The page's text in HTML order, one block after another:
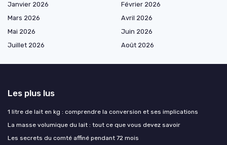
Janvier 2026
Février 2026
Mars 2026
Avril 2026
Mai 2026
Juin 2026
Juillet 2026
Août 2026
Les plus lus
1 litre de lait en kg : comprendre la conversion et ses implications
La masse volumique du lait : tout ce que vous devez savoir
Les secrets du comté affiné pendant 72 mois